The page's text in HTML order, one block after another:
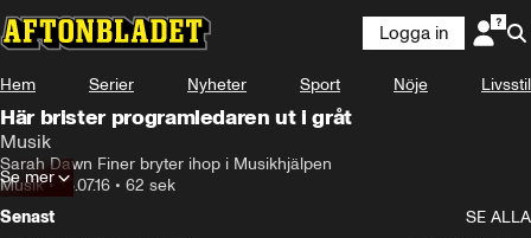
Logga in
Hem Serier Nyheter Sport Nöje Livsstil
Här brister programledaren ut i gråt
Musik
Sarah Dawn Finer bryter ihop i Musikhjälpen
Musik• 18.07.16 • 62 sek
Se mer
Senast
SE ALLA